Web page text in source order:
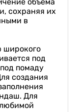
сохраняя их
в
широкого
под
помаду
создания
Для